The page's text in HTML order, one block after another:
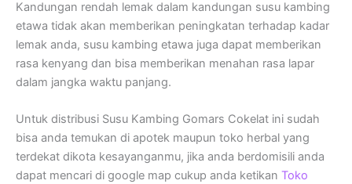
Kandungan rendah lemak dalam kandungan susu kambing
etawa tidak akan memberikan peningkatan terhadap kadar
lemak anda, susu kambing etawa juga dapat memberikan
rasa kenyang dan bisa memberikan menahan rasa lapar
dalam jangka waktu panjang.
Untuk distribusi Susu Kambing Gomars Cokelat ini sudah
bisa anda temukan di apotek maupun toko herbal yang
terdekat dikota kesayanganmu, jika anda berdomisili anda
dapat mencari di google map cukup anda ketikan Toko